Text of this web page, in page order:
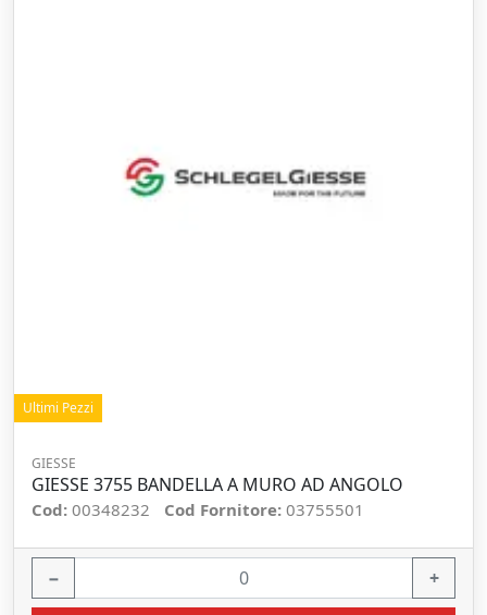
Ultimi Pezzi
GIESSE
GIESSE 3755 BANDELLA A MURO AD ANGOLO
Cod: 00348232 Cod Fornitore: 03755501
− +